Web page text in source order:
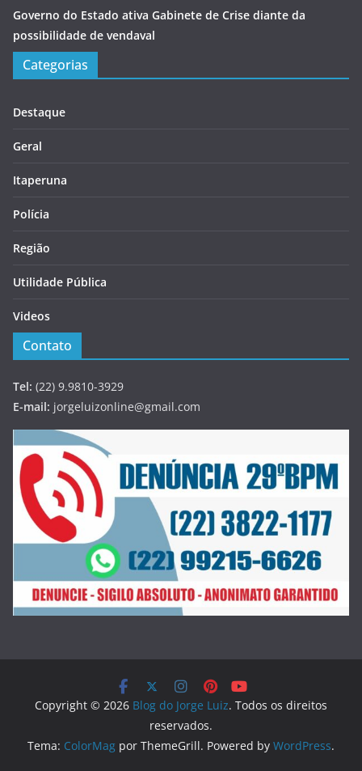
Governo do Estado ativa Gabinete de Crise diante da
possibilidade de vendaval
Categorias
Destaque
Geral
Itaperuna
Polícia
Região
Utilidade Pública
Videos
Contato
Tel: (22) 9.9810-3929
E-mail: jorgeluizonline@gmail.com
Copyright © 2026 Blog do Jorge Luiz. Todos os direitos
reservados.
Tema: ColorMag por ThemeGrill. Powered by WordPress.